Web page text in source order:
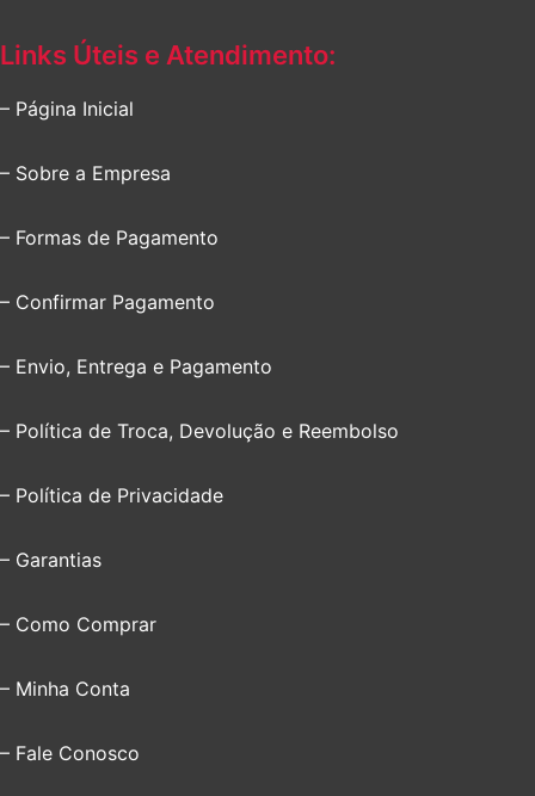
Links Úteis e Atendimento:
– Página Inicial
– Sobre a Empresa
– Formas de Pagamento
– Confirmar Pagamento
– Envio, Entrega e Pagamento
– Política de Troca, Devolução e Reembolso
– Política de Privacidade
– Garantias
– Como Comprar
– Minha Conta
– Fale Conosco